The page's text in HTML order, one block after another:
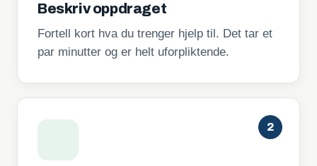
Beskriv oppdraget
Fortell kort hva du trenger hjelp til. Det tar et
par minutter og er helt uforpliktende.
2